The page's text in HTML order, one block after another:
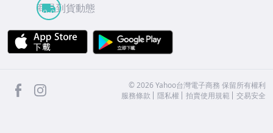
商品到貨動態
APP Store
facebook ©2026 Yahoo台灣電子商務 保留所有權利
服務條款
隱私權 拍賣使用規範 交易安全